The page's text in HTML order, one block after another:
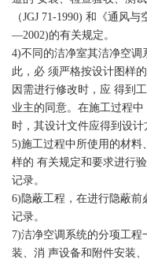
（JGJ 71-1990) 和《通风
—2002)的有关规定。
4)不同的洁净室其洁净空调
此，必 须严格按设计图样
因需进行修改时，应 得到
业主的同意。在施工过程
时，其设计文件应得到设计
5)施工过程中所使用的材料
样的 有关规定和要求进行
记录。
6)隐蔽工程，在进行隐蔽
记录。
7)洁净空调系统的分项工
装、消 声设备和附件安装